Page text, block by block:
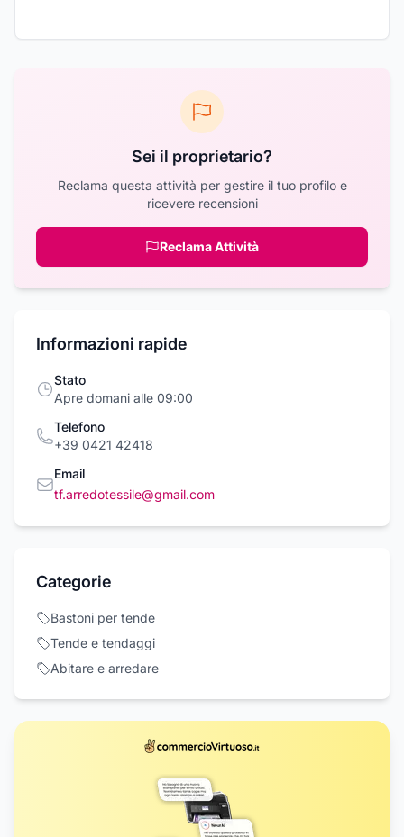
Sei il proprietario?
Reclama questa attività per gestire il tuo profilo e
ricevere recensioni
Reclama Attività
Informazioni rapide
Stato
Apre domani alle 09:00
Telefono
+39 0421 42418
Email
tf.arredotessile@gmail.com
Categorie
Bastoni per tende
Tende e tendaggi
Abitare e arredare